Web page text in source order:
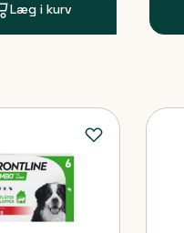
Læg i kurv